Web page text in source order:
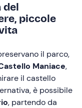
del
piccole
il parco,
Maniace,
il castello
è possibile
, partendo da